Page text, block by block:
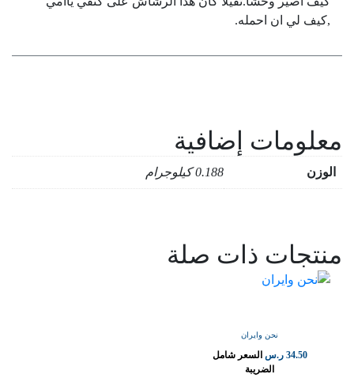
,كيف لي ان احمله.
معلومات إضافية
الوزن 0.188 كيلوجرام
منتجات ذات صلة
نحن وايران
34.50 ر.س السعر شامل
الضريبة